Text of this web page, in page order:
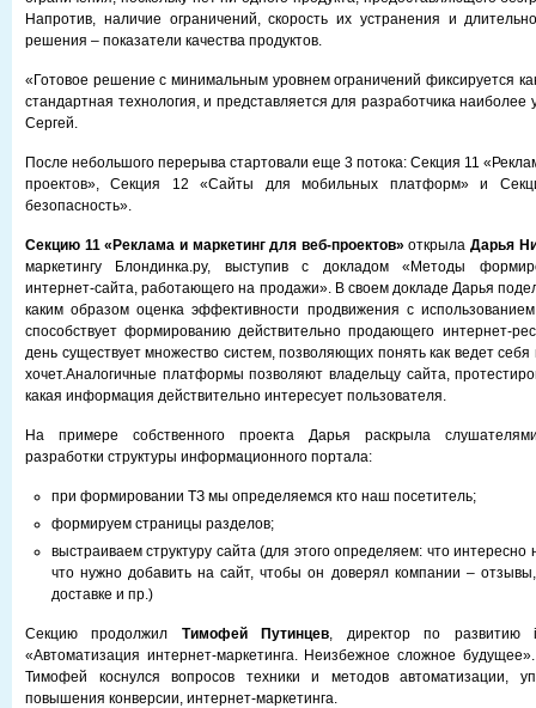
Напротив, наличие ограничений, скорость их устранения и
решения – показатели качества продуктов.
«Готовое решение с минимальным уровнем ограничений фиксируется
стандартная технология, и представляется для разработчика
Сергей.
После небольшого перерыва стартовали еще 3 потока: Секция 11
проектов», Секция 12 «Сайты для мобильных платформ» и
безопасность».
Секцию 11 «Реклама и маркетинг для веб-проектов» открылаДарья
маркетингу Блондинка.ру, выступив с докладом «Методы
интернет-сайта, работающего на продажи». В своем докладе Дарья
каким образом оценка эффективности продвижения с
способствует формированию действительно продающего интернет-
день существует множество систем, позволяющих понять как ведет себя
хочет.Аналогичные платформы позволяют владельцу сайта,
какая информация действительно интересует пользователя.
На примере собственного проекта Дарья раскрыла слушателями
разработки структуры информационного портала:
при формировании ТЗ мы определяемся кто наш посетитель;
формируем страницы разделов;
выстраиваем структуру сайта (для этого определяем: что
что нужно добавить на сайт, чтобы он доверял компании –
доставке и пр.)
Секцию продолжил Тимофей Путинцев, директор по развитию
«Автоматизация интернет-маркетинга. Неизбежное сложное
Тимофей коснулся вопросов техники и методов автоматизации,
повышения конверсии, интернет-маркетинга.